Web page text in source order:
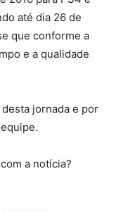
até dia 26 de
que conforme a
e a qualidade
jornada e por
a notícia?